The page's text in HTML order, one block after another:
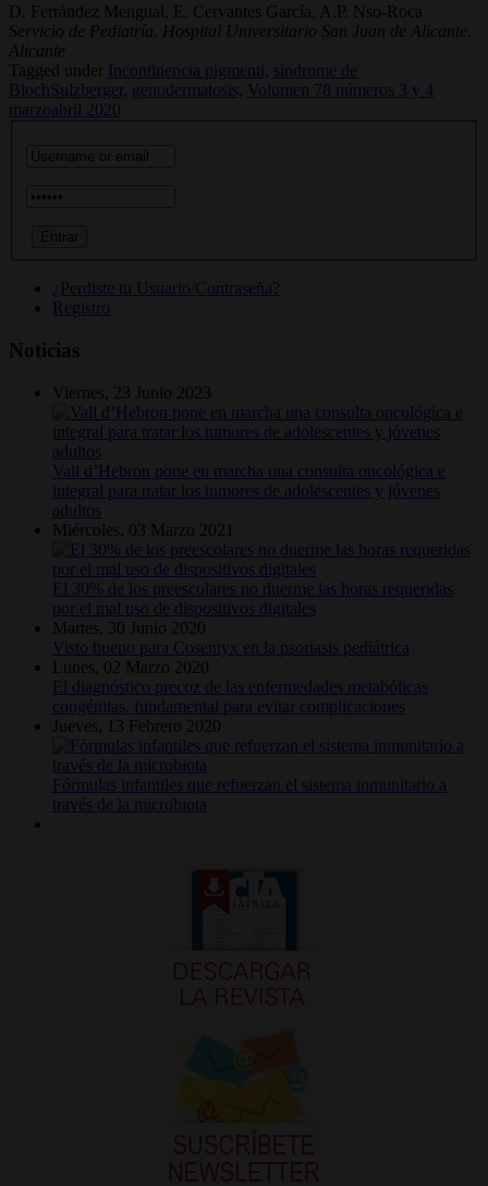
D. Ferrández Mengual, E. Cervantes García, A.P. Nso-Roca
Servicio de Pediatría. Hospital Universitario San Juan de Alicante.
Alicante
Tagged under
Incontinencia pigmenti,
síndrome de
BlochSulzberger,
genodermatosis,
Volumen 78 números 3 y 4
marzoabril 2020
¿Perdiste tu Usuario/Contraseña?
Registro
Noticias
Viernes, 23 Junio 2023
Vall d’Hebron pone en marcha una consulta oncológica e
integral para tratar los tumores de adolescentes y jóvenes
adultos
Miércoles, 03 Marzo 2021
El 30% de los preescolares no duerme las horas requeridas
por el mal uso de dispositivos digitales
Martes, 30 Junio 2020
Visto bueno para Cosentyx en la psoriasis pediátrica
Lunes, 02 Marzo 2020
El diagnóstico precoz de las enfermedades metabólicas
congénitas, fundamental para evitar complicaciones
Jueves, 13 Febrero 2020
Fórmulas infantiles que refuerzan el sistema inmunitario a
través de la microbiota